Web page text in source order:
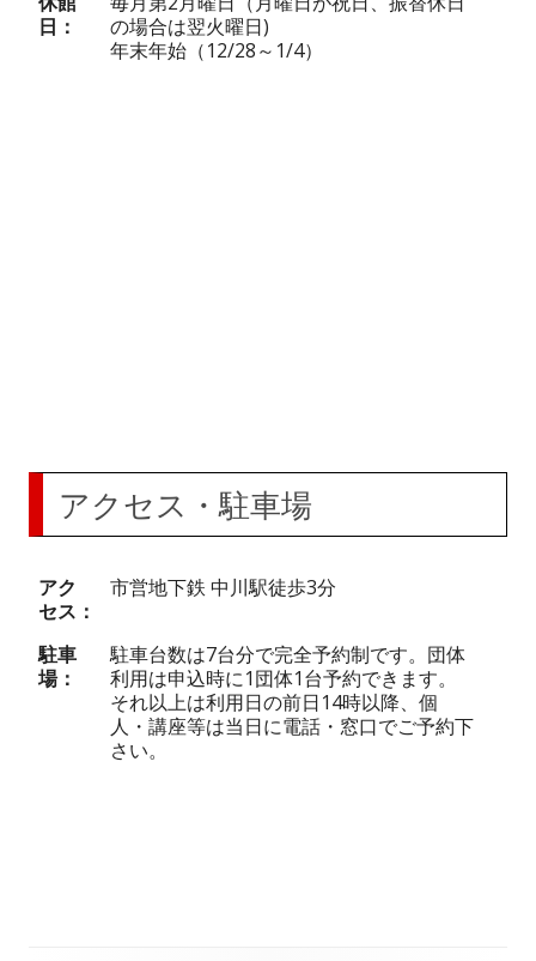
日
の場合は翌火曜日)
年末年始（12/28～1/4）
アクセス・駐車場
アク
セス
市営地下鉄 中川駅徒歩3分
駐車
場
駐車台数は7台分で完全予約制です。団体
利用は申込時に1団体1台予約できます。
それ以上は利用日の前日14時以降、個
人・講座等は当日に電話・窓口でご予約下
さい。